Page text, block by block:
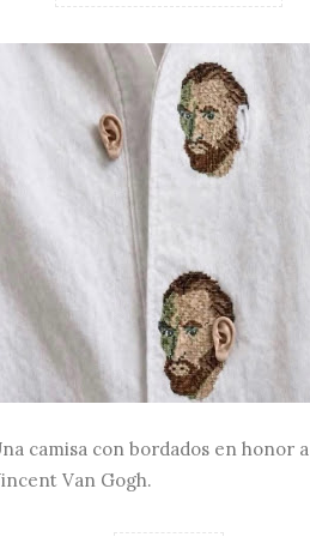
camisa con bordados en honor a
Van Gogh.